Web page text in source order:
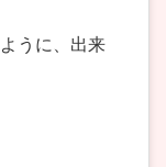
うに、出来